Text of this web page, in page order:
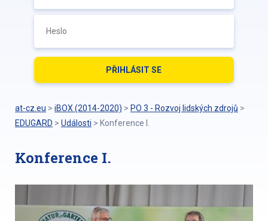
at-cz.eu > iBOX (2014-2020) > PO 3 - Rozvoj lidských zdrojů >
EDUGARD > Události > Konference I.
Konference I.